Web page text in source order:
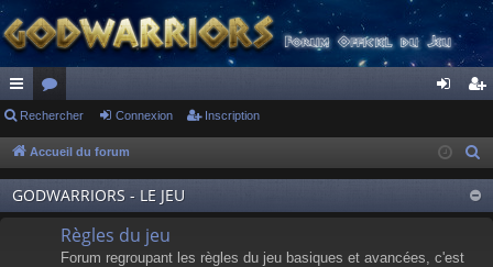
ac
co
ur
ci
or
u
m
s
ne
xi
on
cri
pti
on
Rechercher Connexion Inscription
Accueil du forum
GODWARRIORS - LE JEU
Règles du jeu
Forum regroupant les règles du jeu basiques et avancées, c'est